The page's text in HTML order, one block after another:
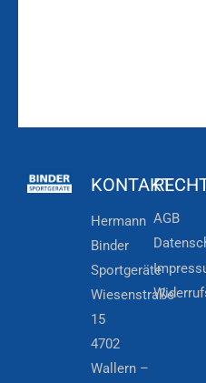
KONTAKT
Hermann
Binder
Sportgeräte
Wiesenstraße
15
4702
Wallern –
AGB